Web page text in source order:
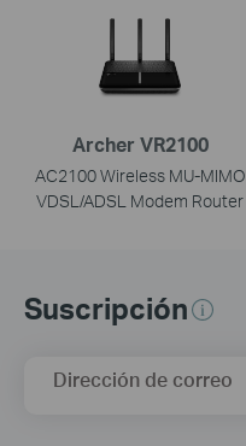
Archer VR2100
AC2100 Wireless MU-MIMO
VDSL/ADSL Modem Router
Suscripción
Dirección de correo